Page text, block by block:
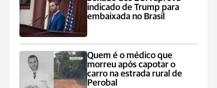
indicado de Trump para
embaixada no Brasil
Quem é o médico que
morreu após capotar o
carro na estrada rural de
Perobal